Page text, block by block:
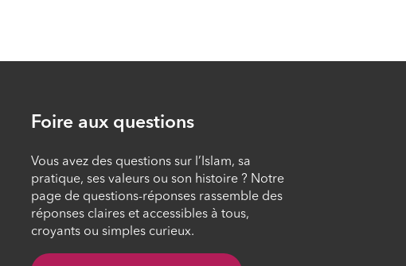
Foire aux questions
Vous avez des questions sur l’Islam, sa
pratique, ses valeurs ou son histoire ? Notre
page de questions-réponses rassemble des
réponses claires et accessibles à tous,
croyants ou simples curieux.